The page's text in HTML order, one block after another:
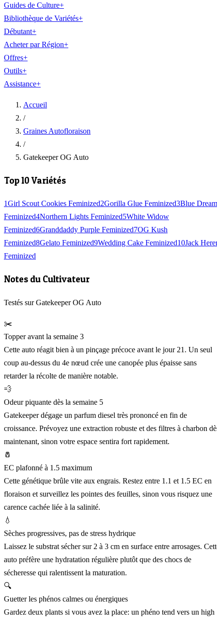
Guides de Culture+
Bibliothèque de Variétés+
Débutant+
Acheter par Région+
Offres+
Outils+
Assistance+
Accueil
/
Graines Autofloraison
/
Gatekeeper OG Auto
Top 10 Variétés
1Girl Scout Cookies Feminized2Gorilla Glue Feminized3Blue Dream
Feminized4Northern Lights Feminized5White Widow
Feminized6Granddaddy Purple Feminized7OG Kush
Feminized8Gelato Feminized9Wedding Cake Feminized10Jack
Feminized
Notes du Cultivateur
Testés sur Gatekeeper OG Auto
✂️
Topper avant la semaine 3
Cette auto réagit bien à un pinçage précoce avant le jour 21. Un seul
coup au-dessus du 4e nœud crée une canopée plus épaisse sans
retarder la récolte de manière notable.
💨
Odeur piquante dès la semaine 5
Gatekeeper dégage un parfum diesel très prononcé en fin de
croissance. Prévoyez une extraction robuste et des filtres à charbon
maintenant, sinon votre espace sentira fort rapidement.
🧂
EC plafonné à 1.5 maximum
Cette génétique brûle vite aux engrais. Restez entre 1.1 et 1.5 EC en
floraison et surveillez les pointes des feuilles, sinon vous risquez une
carence cachée liée à la salinité.
💧
Sèches progressives, pas de stress hydrique
Laissez le substrat sécher sur 2 à 3 cm en surface entre arrosages.
auto préfère une hydratation régulière plutôt que des chocs de
sécheresse qui ralentissent la maturation.
🔍
Guetter les phénos calmes ou énergiques
Gardez deux plants si vous avez la place: un phéno tend vers un high